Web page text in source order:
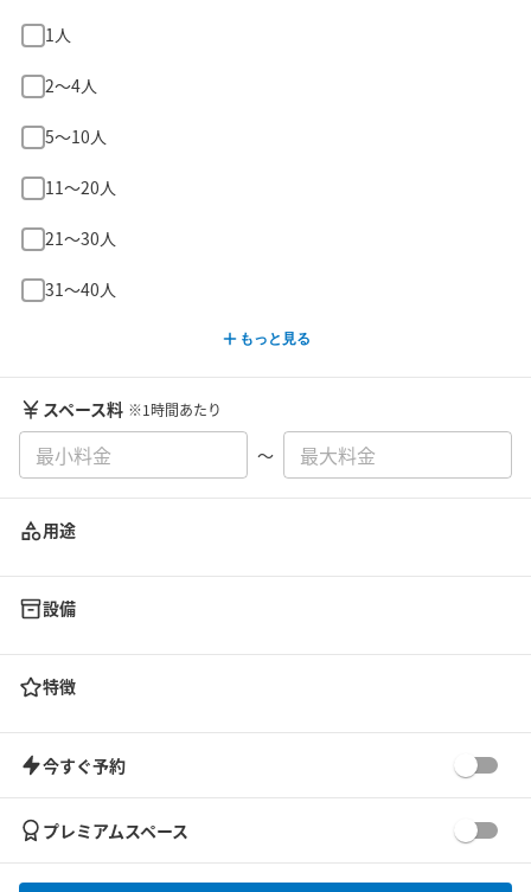
1人
2〜4人
5〜10人
11〜20人
21〜30人
31〜40人
もっと見る
スペース料 ※1時間あたり
〜
用途
設備
特徴
今すぐ予約
プレミアムスペース